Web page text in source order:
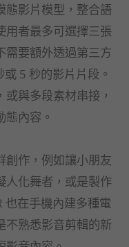
態影片模型，整合語
用者最多可選擇三張
需要額外透過第三方
5 秒的影片片段。
與多段素材串接，
內容。
創作，例如讓小朋友
人化舞者，或是製作
也在手機內建多種電
不熟悉影音剪輯的新